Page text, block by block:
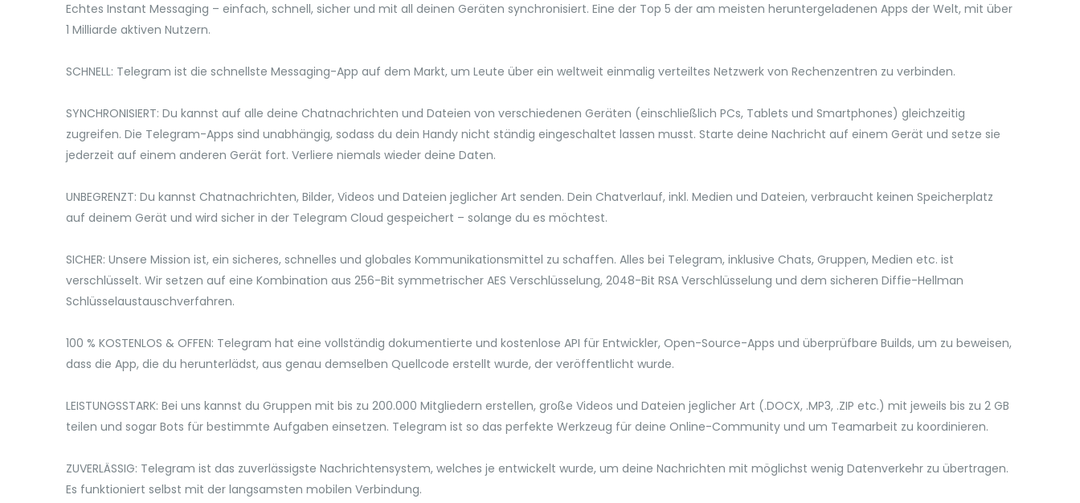
Echtes Instant Messaging – einfach, schnell, sicher und mit all deinen Geräten synchronisiert. Eine der Top 5 der am meisten heruntergeladenen Apps der Welt, mit über
1 Milliarde aktiven Nutzern.
SCHNELL: Telegram ist die schnellste Messaging-App auf dem Markt, um Leute über ein weltweit einmalig verteiltes Netzwerk von Rechenzentren zu verbinden.
SYNCHRONISIERT: Du kannst auf alle deine Chatnachrichten und Dateien von verschiedenen Geräten (einschließlich PCs, Tablets und Smartphones) gleichzeitig
zugreifen. Die Telegram-Apps sind unabhängig, sodass du dein Handy nicht ständig eingeschaltet lassen musst. Starte deine Nachricht auf einem Gerät und setze sie
jederzeit auf einem anderen Gerät fort. Verliere niemals wieder deine Daten.
UNBEGRENZT: Du kannst Chatnachrichten, Bilder, Videos und Dateien jeglicher Art senden. Dein Chatverlauf, inkl. Medien und Dateien, verbraucht keinen Speicherplatz
auf deinem Gerät und wird sicher in der Telegram Cloud gespeichert – solange du es möchtest.
SICHER: Unsere Mission ist, ein sicheres, schnelles und globales Kommunikationsmittel zu schaffen. Alles bei Telegram, inklusive Chats, Gruppen, Medien etc. ist
verschlüsselt. Wir setzen auf eine Kombination aus 256-Bit symmetrischer AES Verschlüsselung, 2048-Bit RSA Verschlüsselung und dem sicheren Diffie-Hellman
Schlüsselaustauschverfahren.
100 % KOSTENLOS & OFFEN: Telegram hat eine vollständig dokumentierte und kostenlose API für Entwickler, Open-Source-Apps und überprüfbare Builds, um zu beweisen,
dass die App, die du herunterlädst, aus genau demselben Quellcode erstellt wurde, der veröffentlicht wurde.
LEISTUNGSSTARK: Bei uns kannst du Gruppen mit bis zu 200.000 Mitgliedern erstellen, große Videos und Dateien jeglicher Art (.DOCX, .MP3, .ZIP etc.) mit jeweils bis zu 2 GB
teilen und sogar Bots für bestimmte Aufgaben einsetzen. Telegram ist so das perfekte Werkzeug für deine Online-Community und um Teamarbeit zu koordinieren.
ZUVERLÄSSIG: Telegram ist das zuverlässigste Nachrichtensystem, welches je entwickelt wurde, um deine Nachrichten mit möglichst wenig Datenverkehr zu übertragen.
Es funktioniert selbst mit der langsamsten mobilen Verbindung.